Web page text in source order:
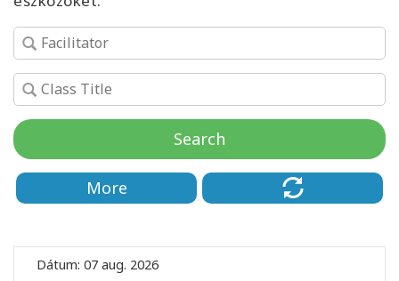
Tanfolyamok
Facilitators
Search
More
Dátum: 07 aug. 2026